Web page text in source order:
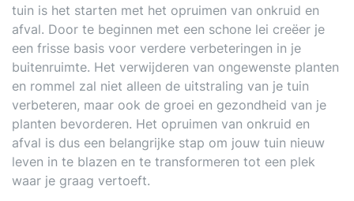
tuin is het starten met het opruimen van onkruid en
afval. Door te beginnen met een schone lei creëer je
een frisse basis voor verdere verbeteringen in je
buitenruimte. Het verwijderen van ongewenste planten
en rommel zal niet alleen de uitstraling van je tuin
verbeteren, maar ook de groei en gezondheid van je
planten bevorderen. Het opruimen van onkruid en
afval is dus een belangrijke stap om jouw tuin nieuw
leven in te blazen en te transformeren tot een plek
waar je graag vertoeft.